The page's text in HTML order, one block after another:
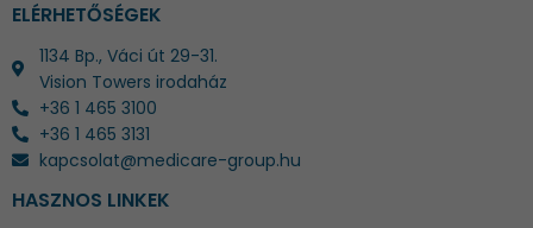
ELÉRHETŐSÉGEK
1134 Bp., Váci út 29-31.
Vision Towers irodaház
+36 1 465 3100
+36 1 465 3131
kapcsolat@medicare-group.hu
HASZNOS LINKEK